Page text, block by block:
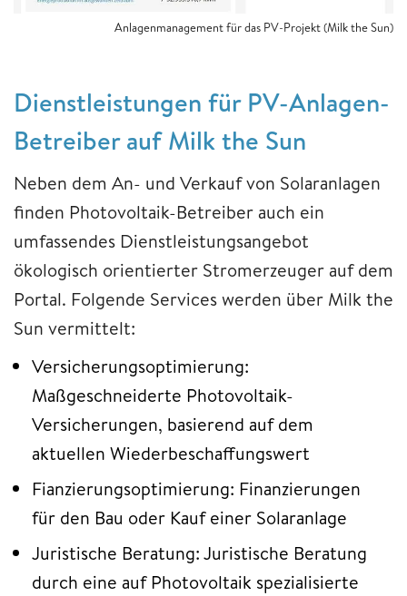
Anlagenmanagement für das PV-Projekt (Milk the Sun)
Dienstleistungen für PV-Anlagen-
Betreiber auf Milk the Sun
Neben dem An- und Verkauf von Solaranlagen
finden Photovoltaik-Betreiber auch ein
umfassendes Dienstleistungsangebot
ökologisch orientierter Stromerzeuger auf dem
Portal. Folgende Services werden über Milk the
Sun vermittelt:
Versicherungsoptimierung:
Maßgeschneiderte Photovoltaik-
Versicherungen, basierend auf dem
aktuellen Wiederbeschaffungswert
Fianzierungsoptimierung: Finanzierungen
für den Bau oder Kauf einer Solaranlage
Juristische Beratung: Juristische Beratung
durch eine auf Photovoltaik spezialisierte